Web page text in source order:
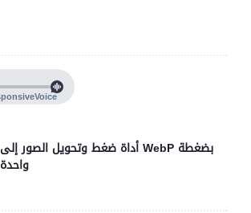
أداة ضغط وتحويل الصور إلى WebP بضغطة
واحدة